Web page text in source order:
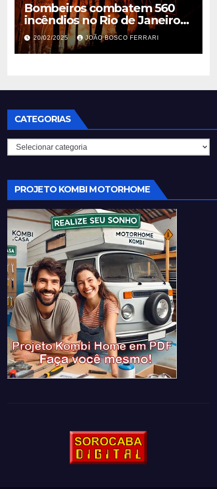
Bombeiros combatem 560
incêndios no Rio de Janeiro
em 2025
20/02/2025 JOÃO BOSCO FERRARI
CATEGORIAS
Categorias
PROJETO KOMBI MOTORHOME